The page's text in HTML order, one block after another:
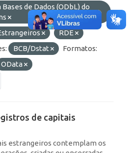
de Dados (ODbL) do
RDE
BCB/Dstat
Formatos:
OData
de capitais
estrangeiros contemplam os